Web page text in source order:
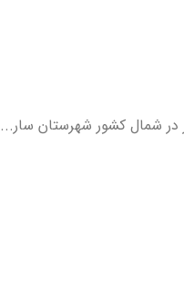
در شمال کشور شهرستان سار...